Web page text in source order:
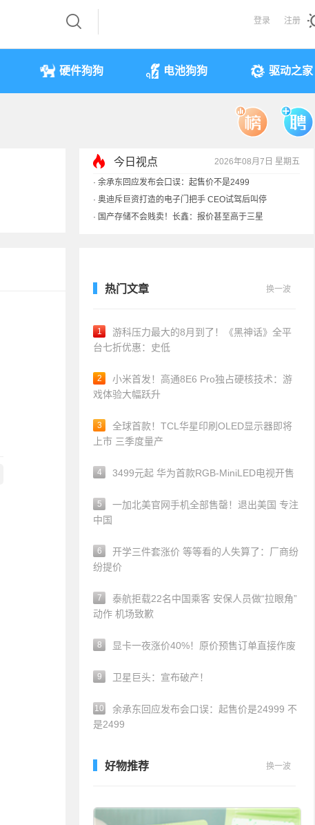
登录 注册
硬件狗狗 电池狗狗 驱动之家
今日视点 2026年08月7日 星期五
· 余承东回应发布会口误：起售价不是2499
· 奥迪斥巨资打造的电子门把手 CEO试驾后叫停
· 国产存储不会贱卖！长鑫：报价甚至高于三星
热门文章 换一波
1
游科压力最大的8月到了！《黑神话》全平
台七折优惠：史低
2
小米首发！高通8E6 Pro独占硬核技术：游
戏体验大幅跃升
3
全球首款！TCL华星印刷OLED显示器即将
上市 三季度量产
4 3499元起 华为首款RGB-MiniLED电视开售
5
一加北美官网手机全部售罄！退出美国 专注
中国
6
开学三件套涨价 等等看的人失算了：厂商纷
纷提价
7
泰航拒载22名中国乘客 安保人员做“拉眼角”
动作 机场致歉
8 显卡一夜涨价40%！原价预售订单直接作废
9 卫星巨头：宣布破产！
10
余承东回应发布会口误：起售价是24999 不
是2499
好物推荐 换一波